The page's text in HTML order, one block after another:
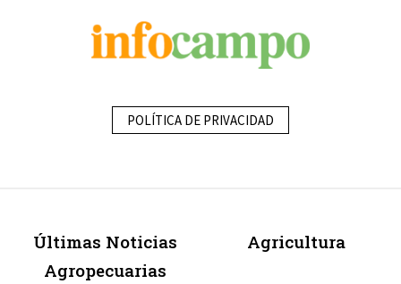
POLÍTICA DE PRIVACIDAD
Últimas Noticias
Agropecuarias
Agricultura